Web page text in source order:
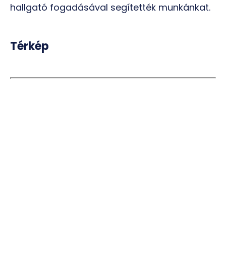
hallgató fogadásával segítették munkánkat.
Térkép